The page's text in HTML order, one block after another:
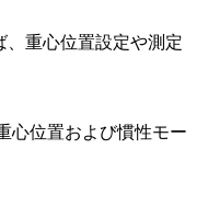
、重心位置設定や測定
心位置および慣性モー